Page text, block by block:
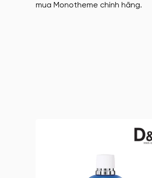
mua Monotheme chính hãng.